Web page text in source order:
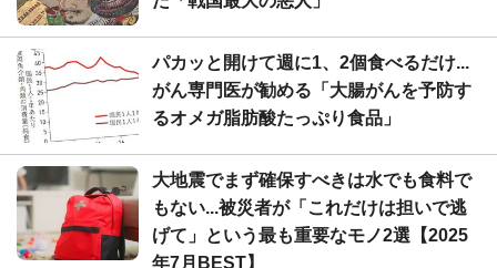
パカッと開けて週に1、2個食べるだけ...
がん専門医が勧める「大腸がんを予防す
るオメガ脂肪酸たっぷり食品」
大地震でまず確保すべきは水でも食料で
もない...被災者が「これだけは担いで逃
げて」という最も重要なモノ2選【2025
年7月BEST】